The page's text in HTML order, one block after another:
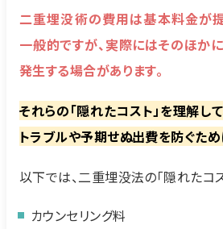
二重埋没術の費用は基本料金が
一般的ですが、実際にはそのほか
発生する場合があります。
それらの「隠れたコスト」を理解し
トラブルや予期せぬ出費を防ぐため
以下では、二重埋没法の「隠れたコ
カウンセリング料